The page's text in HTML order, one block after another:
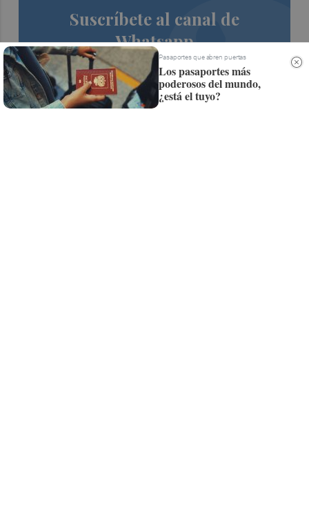
Suscríbete al canal de
Whatsapp
Siempre al día de las últimas noticias
¡Quiero suscribirme!
Pasaportes que abren puertas
Los pasaportes más
poderosos del mundo,
¿está el tuyo?